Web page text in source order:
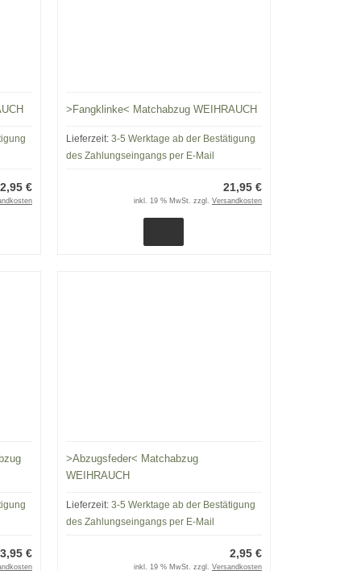
€
>Fangklinke< Matchabzug WEIHRAUCH
Lieferzeit: 3-5 Werktage ab der Bestätigung
des Zahlungseingangs per E-Mail
21,95 €
inkl. 19 % MwSt. zzgl. Versandkosten
3,95 €
>Abzugsfeder< Matchabzug
WEIHRAUCH
Lieferzeit: 3-5 Werktage ab der Bestätigung
des Zahlungseingangs per E-Mail
2,95 €
inkl. 19 % MwSt. zzgl. Versandkosten